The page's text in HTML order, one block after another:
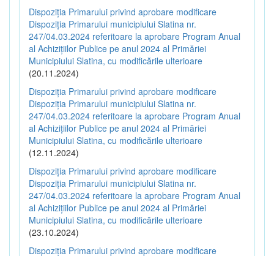
Dispoziția Primarului privind aprobare modificare
Dispoziția Primarului municipiului Slatina nr.
247/04.03.2024 referitoare la aprobare Program Anual
al Achizițiilor Publice pe anul 2024 al Primăriei
Municipiului Slatina, cu modificările ulterioare
(20.11.2024)
Dispoziția Primarului privind aprobare modificare
Dispoziția Primarului municipiului Slatina nr.
247/04.03.2024 referitoare la aprobare Program Anual
al Achizițiilor Publice pe anul 2024 al Primăriei
Municipiului Slatina, cu modificările ulterioare
(12.11.2024)
Dispoziția Primarului privind aprobare modificare
Dispoziția Primarului municipiului Slatina nr.
247/04.03.2024 referitoare la aprobare Program Anual
al Achizițiilor Publice pe anul 2024 al Primăriei
Municipiului Slatina, cu modificările ulterioare
(23.10.2024)
Dispoziția Primarului privind aprobare modificare